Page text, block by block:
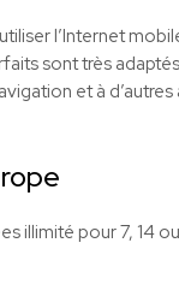
l’Internet
sont très
et à
illimité pour 7, 14